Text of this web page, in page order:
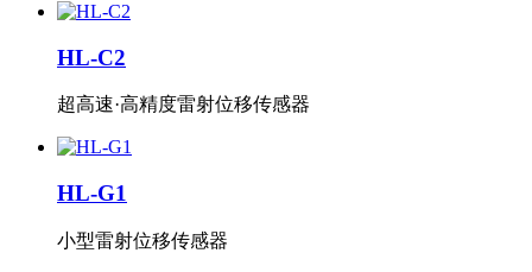
HL-C2
超高速·高精度雷射位移传感器
HL-G1
小型雷射位移传感器